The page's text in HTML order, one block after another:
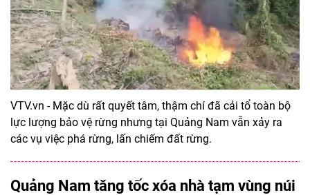
VTV.vn - Mặc dù rất quyết tâm, thậm chí đã cải tổ toàn bộ
lực lượng bảo vệ rừng nhưng tại Quảng Nam vẫn xảy ra
các vụ việc phá rừng, lấn chiếm đất rừng.
Quảng Nam tăng tốc xóa nhà tạm vùng núi